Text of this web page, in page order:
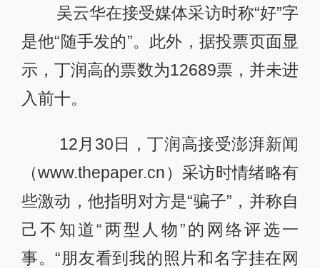
吴云华在接受媒体采访时称“好”字
是他“随手发的”。此外，据投票页面显
示，丁润高的票数为12689票，并未进
入前十。
12月30日，丁润高接受澎湃新闻
（www.thepaper.cn）采访时情绪略有
些激动，他指明对方是“骗子”，并称自
己不知道“两型人物”的网络评选一
事。“朋友看到我的照片和名字挂在网